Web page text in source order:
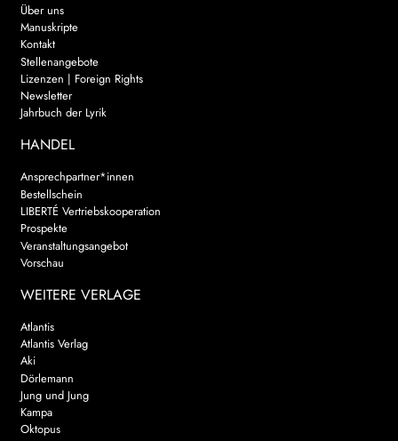
Über uns
Manuskripte
Kontakt
Stellenangebote
Lizenzen | Foreign Rights
Newsletter
Jahrbuch der Lyrik
HANDEL
Ansprechpartner*innen
Bestellschein
LIBERTÉ Vertriebskooperation
Prospekte
Veranstaltungsangebot
Vorschau
WEITERE VERLAGE
Atlantis
Atlantis Verlag
Aki
Dörlemann
Jung und Jung
Kampa
Oktopus